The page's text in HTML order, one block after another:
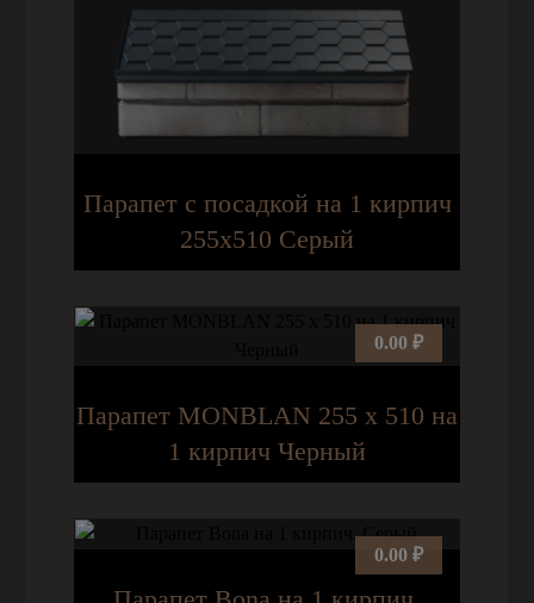
Парапет с посадкой на 1 кирпич
255х510 Серый
Парапет MONBLAN 255 x 510 на
1 кирпич Черный
0.00 ₽
0.00 ₽